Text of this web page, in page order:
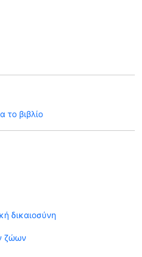
το βιβλίο
δικαιοσύνη
ζώων